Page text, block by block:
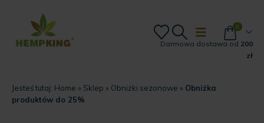
0
Darmowa dostawa od 200
zł
Jesteś tutaj: Home » Sklep » Obniżki sezonowe » Obniżka
produktów do 25%